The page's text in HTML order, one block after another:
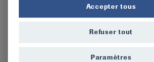
Accepter tous
Refuser tout
Paramètres